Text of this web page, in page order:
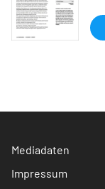
Mediadaten
Impressum